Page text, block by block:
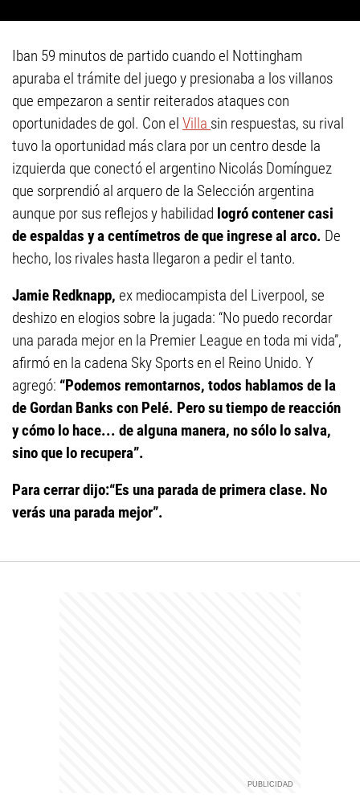
Iban 59 minutos de partido cuando el Nottingham
apuraba el trámite del juego y presionaba a los villanos
que empezaron a sentir reiterados ataques con
oportunidades de gol. Con el Villa sin respuestas, su rival
tuvo la oportunidad más clara por un centro desde la
izquierda que conectó el argentino Nicolás Domínguez
que sorprendió al arquero de la Selección argentina
aunque por sus reflejos y habilidad logró contener casi
de espaldas y a centímetros de que ingrese al arco. De
hecho, los rivales hasta llegaron a pedir el tanto.
Jamie Redknapp, ex mediocampista del Liverpool, se
deshizo en elogios sobre la jugada: “No puedo recordar
una parada mejor en la Premier League en toda mi vida”,
afirmó en la cadena Sky Sports en el Reino Unido. Y
agregó: “Podemos remontarnos, todos hablamos de la
de Gordan Banks con Pelé. Pero su tiempo de reacción
y cómo lo hace... de alguna manera, no sólo lo salva,
sino que lo recupera”.
Para cerrar dijo:“Es una parada de primera clase. No
verás una parada mejor”.